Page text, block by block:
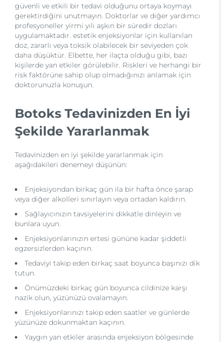
güvenli ve etkili bir tedavi olduğunu ortaya koymayı
gerektirdiğini unutmayın. Doktorlar ve diğer yardımcı
profesyoneller yirmi yılı aşkın bir süredir dozları
uygulamaktadır. estetik enjeksiyonlar için kullanılan
doz, zararlı veya toksik olabilecek bir seviyeden çok
daha düşüktür. Elbette, her ilaçta olduğu gibi, bazı
kişilerde yan etkiler görülebilir. Riskleri ve herhangi bir
risk faktörüne sahip olup olmadığınızı anlamak için
doktorunuzla konuşun.
Botoks Tedavinizden En İyi
Şekilde Yararlanmak
Tedavinizden en iyi şekilde yararlanmak için
aşağıdakileri denemeyi düşünün:
Enjeksiyondan birkaç gün ila bir hafta önce şarap
veya diğer alkolleri sınırlayın veya ortadan kaldırın.
Sağlayıcınızın tavsiyelerini dikkatle dinleyin ve
bunlara uyun.
Enjeksiyonlarınızın ertesi gününe kadar şiddetli
egzersizlerden kaçının.
Tedaviyi takip eden birkaç saat boyunca başınızı dik
tutun.
Önümüzdeki birkaç gün boyunca cildinize karşı
nazik olun, yüzünüzü ovalamayın.
Enjeksiyonlarınızı takip eden saatler ve günlerde
yüzünüze dokunmaktan kaçının.
Yaygın yan etkiler arasında enjeksiyon bölgesinde